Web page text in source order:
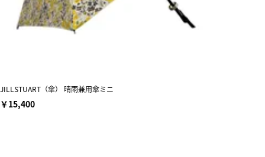
JILLSTUART（傘） 晴雨兼用傘ミニ
￥15,400